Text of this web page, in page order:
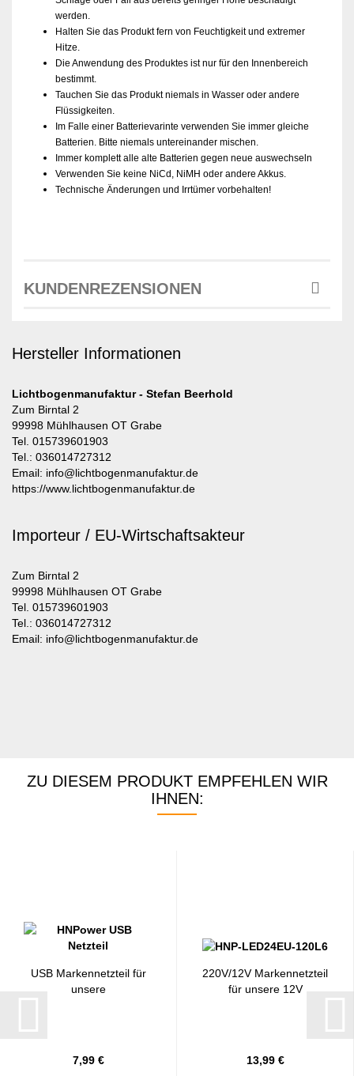
werden.
Halten Sie das Produkt fern von Feuchtigkeit und extremer
Hitze.
Die Anwendung des Produktes ist nur für den Innenbereich
bestimmt.
Tauchen Sie das Produkt niemals in Wasser oder andere
Flüssigkeiten.
Im Falle einer Batterievarinte verwenden Sie immer gleiche
Batterien. Bitte niemals untereinander mischen.
Immer komplett alle alte Batterien gegen neue auswechseln
Verwenden Sie keine NiCd, NiMH oder andere Akkus.
Technische Änderungen und Irrtümer vorbehalten!
KUNDENREZENSIONEN
Hersteller Informationen
Lichtbogenmanufaktur - Stefan Beerhold
Zum Birntal 2
99998 Mühlhausen OT Grabe
Tel. 015739601903
Tel.: 036014727312
Email: info@lichtbogenmanufaktur.de
https://www.lichtbogenmanufaktur.de
Importeur / EU-Wirtschaftsakteur
Zum Birntal 2
99998 Mühlhausen OT Grabe
Tel. 015739601903
Tel.: 036014727312
Email: info@lichtbogenmanufaktur.de
ZU DIESEM PRODUKT EMPFEHLEN WIR
IHNEN:
USB Markennetzteil für
unsere
7,99 €
220V/12V Markennetzteil
für unsere 12V
13,99 €